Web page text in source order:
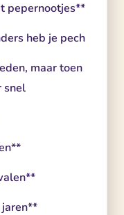
pepernootjes**
heb je pech
maar toen
snel